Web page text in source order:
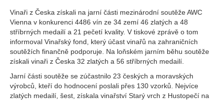
Vinaři z Česka získali na jarní části mezinárodní soutěže AWC
Vienna v konkurenci 4486 vín ze 34 zemí 46 zlatých a 48
stříbrných medailí a 21 pečetí kvality. V tiskové zprávě o tom
informoval Vinařský fond, který účast vinařů na zahraničních
soutěžích finančně podporuje. Na loňském jarním běhu soutěže
získali vinaři z Česka 32 zlatých a 56 stříbrných medailí.
Jarní části soutěže se zúčastnilo 23 českých a moravských
výrobců, kteří do hodnocení poslali přes 130 vzorků. Nejvíce
zlatých medailí, šest, získala vinařství Starý vrch z Hustopečí na